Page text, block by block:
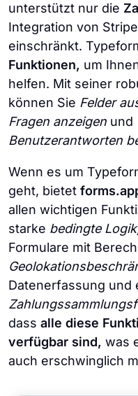
unterstützt nur die
Integration von
einschränkt.
Funktionen, um
helfen. Mit seiner
können Sie Felder
Fragen anzeigen und
Benutzerantworten
Wenn es um
geht, bietet
allen wichtigen
starke bedingte
Formulare mit
Datenerfassung und
dass alle diese
verfügbar sind, was
auch erschwinglich